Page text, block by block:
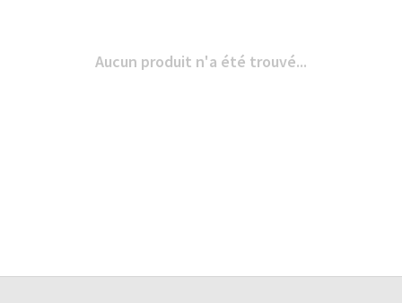
Aucun produit n'a été trouvé...